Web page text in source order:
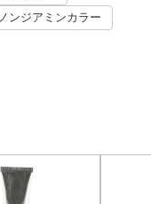
ノンジアミンカラー